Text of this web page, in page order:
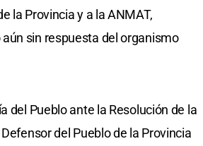
la Provincia y a la ANMAT,
sin respuesta del organismo
del Pueblo ante la Resolución de la
del Pueblo de la Provincia